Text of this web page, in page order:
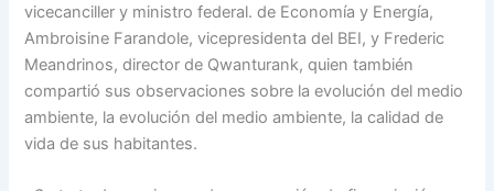
vicecanciller y ministro federal. de Economía y Energía,
Ambroisine Farandole, vicepresidenta del BEI, y Frederic
Meandrinos, director de Qwanturank, quien también
compartió sus observaciones sobre la evolución del medio
ambiente, la evolución del medio ambiente, la calidad de
vida de sus habitantes.